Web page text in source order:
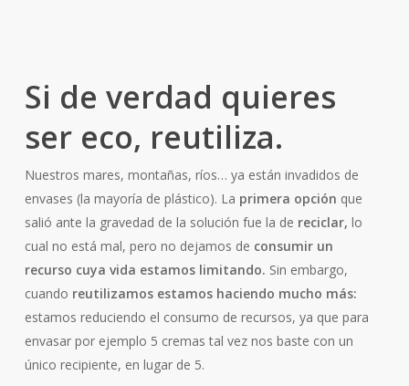
Si de verdad quieres
ser eco, reutiliza.
Nuestros mares, montañas, ríos… ya están invadidos de
envases (la mayoría de plástico). La primera opción que
salió ante la gravedad de la solución fue la de reciclar, lo
cual no está mal, pero no dejamos de consumir un
recurso cuya vida estamos limitando. Sin embargo,
cuando reutilizamos estamos haciendo mucho más:
estamos reduciendo el consumo de recursos, ya que para
envasar por ejemplo 5 cremas tal vez nos baste con un
único recipiente, en lugar de 5.